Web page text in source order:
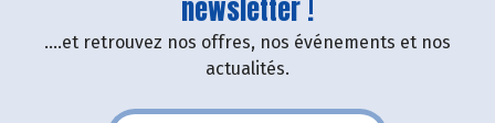
newsletter !
....et retrouvez nos offres, nos événements et nos
actualités.